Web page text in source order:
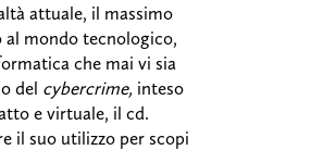
attuale, il massimo
al mondo tecnologico,
che mai vi sia
del cybercrime, inteso
e virtuale, il cd.
il suo utilizzo per scopi